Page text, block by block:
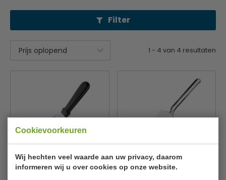
Cookievoorkeuren
Wij hechten veel waarde aan uw privacy, daarom
informeren wij u over cookies op onze website.
Filter
1 - 4 van 4 resultaten
Schep 14 cmHeft 13.5 cm Lengte 27 cm